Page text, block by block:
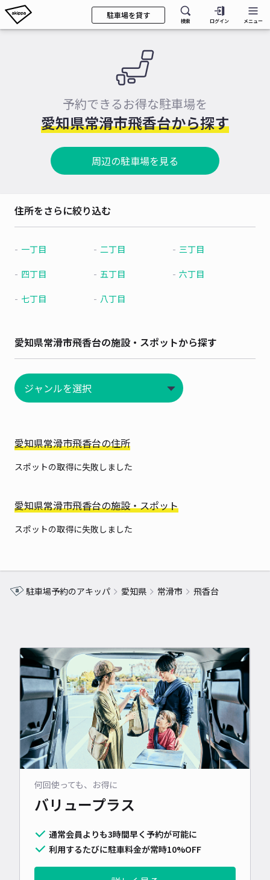
駐車場を貸す
検索 ログイン メニュー
予約できるお得な駐車場を
愛知県常滑市飛香台から探す
周辺の駐車場を見る
住所をさらに絞り込む
一丁目 二丁目 三丁目
四丁目 五丁目 六丁目
七丁目 八丁目
愛知県常滑市飛香台の施設・スポットから探す
愛知県常滑市飛香台の住所
スポットの取得に失敗しました
愛知県常滑市飛香台の施設・スポット
スポットの取得に失敗しました
駐車場予約のアキッパ 愛知県 常滑市 飛香台
何回使っても、お得に
バリュープラス
通常会員よりも3時間早く予約が可能に
利用するたびに駐車料金が常時10%OFF